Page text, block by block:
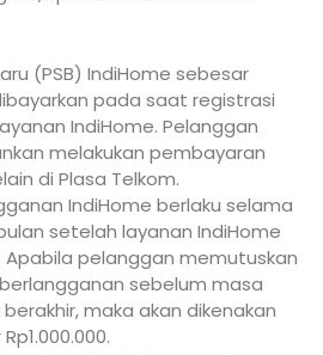
(PSB) IndiHome sebesar
pada saat registrasi
IndiHome. Pelanggan
melakukan pembayaran
di Plasa Telkom.
IndiHome berlaku selama
setelah layanan IndiHome
pelanggan memutuskan
sebelum masa
maka akan dikenakan